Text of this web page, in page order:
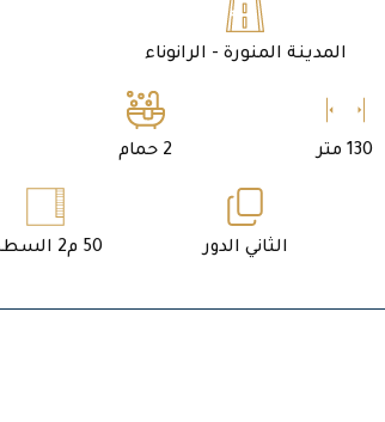
المدينة المنورة - الرانوناء
130 متر 2 حمام
الثاني الدور 50 م2 السطح